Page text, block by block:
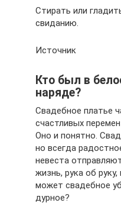
Стирать или
свиданию.
Источник
Кто был в
наряде?
Свадебное платье
счастливых
Оно и понятно.
но всегда
невеста
жизнь, рука об
может свадебное
дурное?